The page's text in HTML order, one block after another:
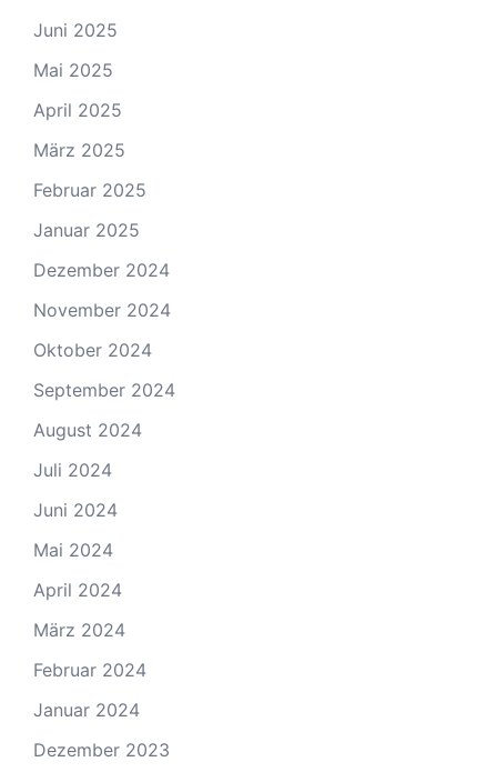
Juni 2025
Mai 2025
April 2025
März 2025
Februar 2025
Januar 2025
Dezember 2024
November 2024
Oktober 2024
September 2024
August 2024
Juli 2024
Juni 2024
Mai 2024
April 2024
März 2024
Februar 2024
Januar 2024
Dezember 2023